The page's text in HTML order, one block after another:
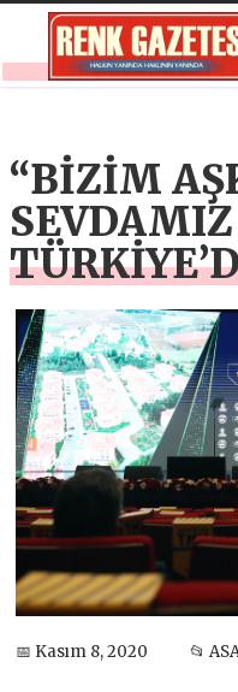
“BİZİM
📅 Kasım 8, 2020 📂